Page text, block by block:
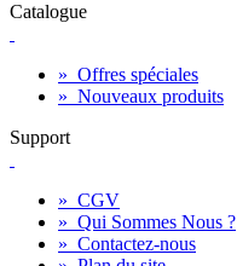
Catalogue
» Offres spéciales
» Nouveaux produits
Support
» CGV
» Qui Sommes Nous ?
» Contactez-nous